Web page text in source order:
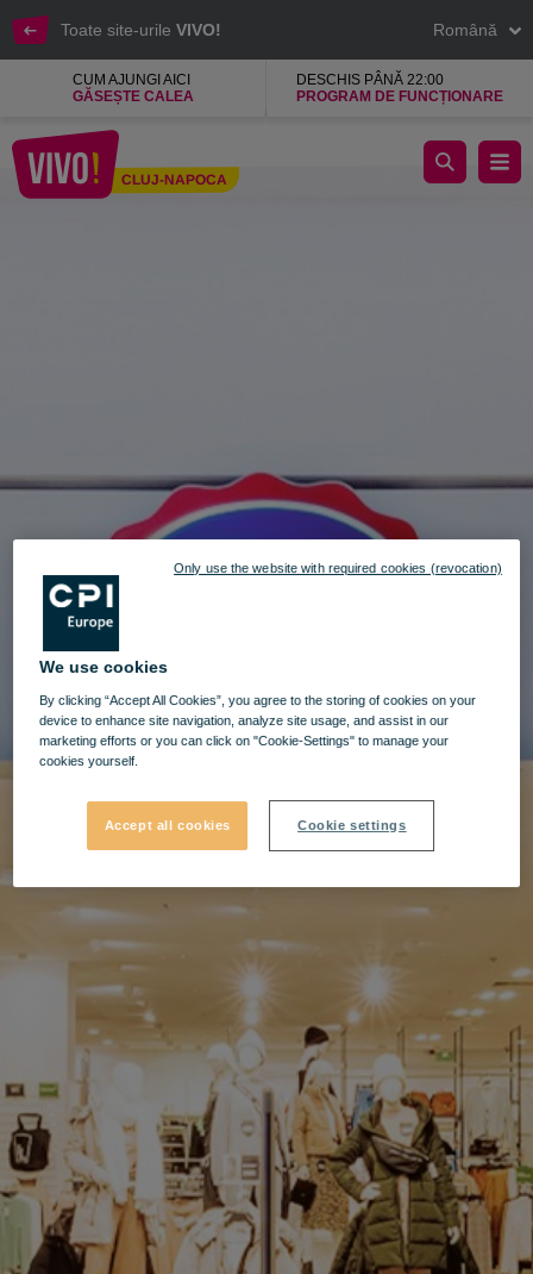
Toate site-urile VIVO! Română
CUM AJUNGI AICI
GĂSEȘTE CALEA
DESCHIS PÂNĂ 22:00
PROGRAM DE FUNCȚIONARE
CLUJ-NAPOCA
Haine de calitate pentru persoane tinere si in varsta
We use cookies
By clicking “Accept All Cookies”, you agree to the storing of cookies on your
device to enhance site navigation, analyze site usage, and assist in our
marketing efforts or you can click on "Cookie-Settings" to manage your
cookies yourself.
Accept all cookies Cookie settings
Only use the website with required cookies (revocation)